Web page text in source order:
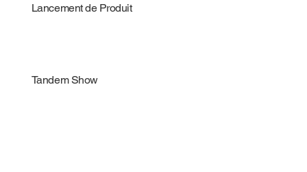
Lancement de Produit
Tandem Show